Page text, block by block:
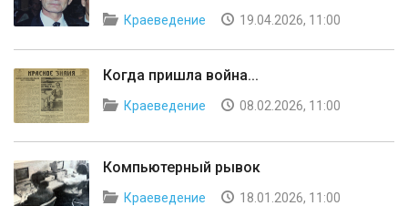
Краеведение 19.04.2026, 11:00
Когда пришла война...
Краеведение 08.02.2026, 11:00
Компьютерный рывок
Краеведение 18.01.2026, 11:00